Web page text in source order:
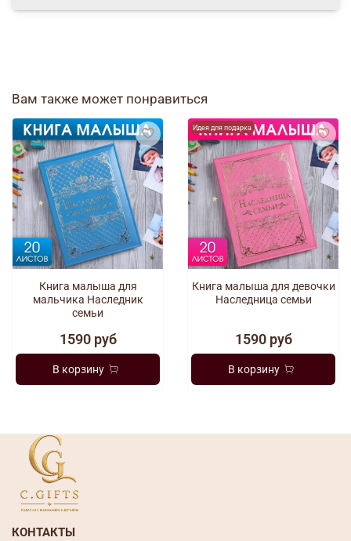
Вам также может понравиться
Книга малыша для
мальчика Наследник
семьи
1590 руб
В корзину
Идея для подарка
Книга малыша для девочки
Наследница семьи
1590 руб
В корзину
КОНТАКТЫ